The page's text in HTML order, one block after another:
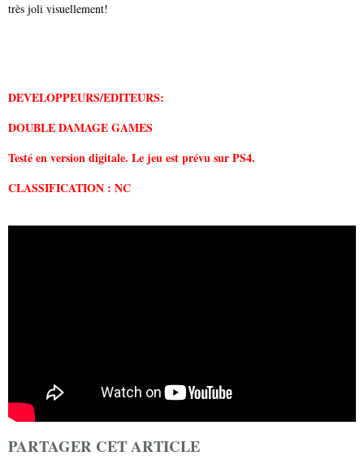
très joli visuellement!
DEVELOPPEURS/EDITEURS:
DOUBLE DAMAGE GAMES
Testé en version digitale. Le jeu est prévu sur PS4.
CLASSIFICATION : NC
PARTAGER CET ARTICLE